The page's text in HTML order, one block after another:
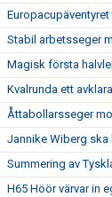
Stabil arbetsseger
Magisk första
Kvalrunda ett
Åttabollarsseger
Jannike Wiberg ska
Summering av
H65 Höör värvar in